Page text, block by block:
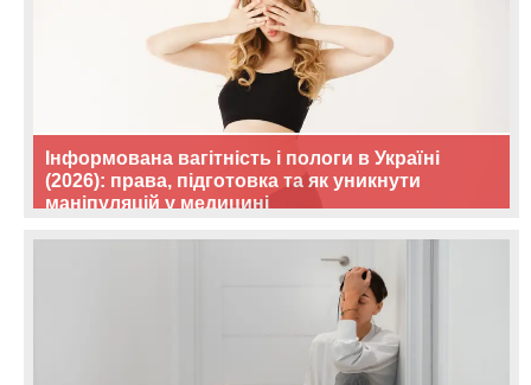
Інформована вагітність і пологи в Україні
(2026): права, підготовка та як уникнути
маніпуляцій у медицині